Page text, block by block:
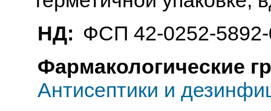
НД: ФСП 42-0252-
Фармакологические
Антисептики и